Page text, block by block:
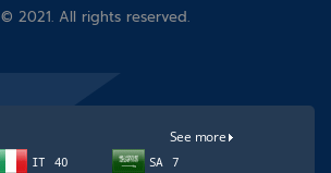
© 2021. All rights reserved.